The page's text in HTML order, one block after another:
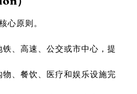
心原则。
铁、高速、公交或市中心，提
物、餐饮、医疗和娱乐设施完